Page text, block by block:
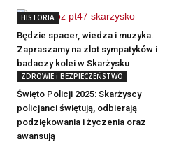
HISTORIA
Będzie spacer, wiedza i muzyka.
Zapraszamy na zlot sympatyków i
badaczy kolei w Skarżysku
ZDROWIE i BEZPIECZEŃSTWO
Święto Policji 2025: Skarżyscy
policjanci świętują, odbierają
podziękowania i życzenia oraz
awansują